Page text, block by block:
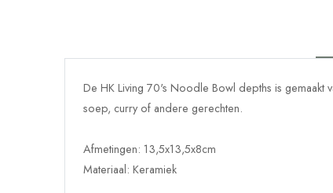
De HK Living 70's Noodle Bowl depths is
soep, curry of andere gerechten.
Afmetingen: 13,5x13,5x8cm
Materiaal: Keramiek